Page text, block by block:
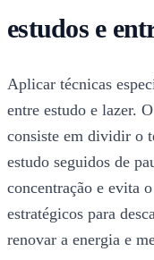
estudos e
Aplicar técnicas
entre estudo e lazer.
consiste em dividir o
estudo seguidos de
concentração e evita
estratégicos para
renovar a energia e